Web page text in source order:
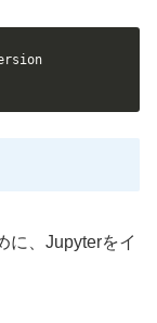
に、Jupyterをイ